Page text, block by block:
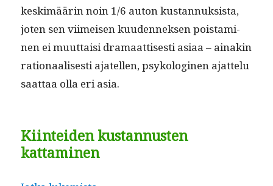
keskimäärin noin 1/6 auton kus­tan­nuk­sista,
joten sen viimeisen kuu­den­nek­sen pois­t­a­mi­
nen ei muut­taisi dra­maat­tis­es­ti asi­aa – ainakin
ratio­naalis­es­ti ajatellen, psykologi­nen ajat­telu
saat­taa olla eri asia.
Kiinteiden kustannusten
kattaminen